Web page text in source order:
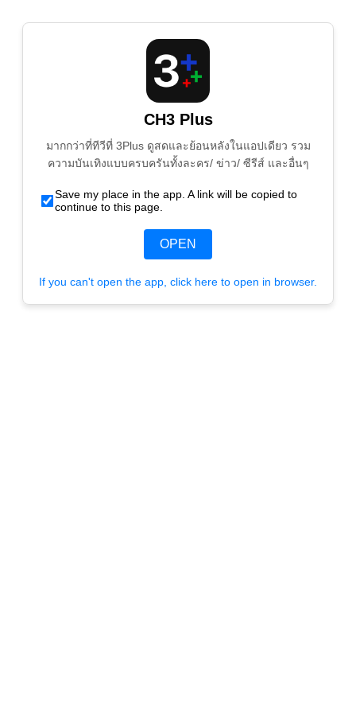
CH3 Plus
มากกว่าที่ทีวีที่ 3Plus ดูสดและย้อนหลังในแอปเดียว รวม
ความบันเทิงแบบครบครันทั้งละคร/ ข่าว/ ซีรีส์ และอื่นๆ
Save my place in the app. A link will be copied to
continue to this page.
OPEN
If you can't open the app, click here to open in browser.